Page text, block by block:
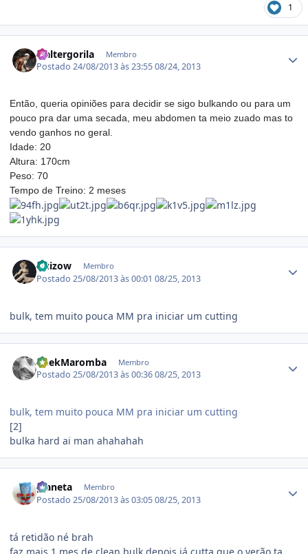
1
waltergorila Membro
Postado24/08/2013 às 23:5508/24, 2013
Então, queria opiniões para decidir se sigo bulkando ou para um
pouco pra dar uma secada, meu abdomen ta meio zuado mas to
vendo ganhos no geral.
Idade: 20
Altura: 170cm
Peso: 70
Tempo de Treino: 2 meses
Guizow Membro
Postado25/08/2013 às 00:0108/25, 2013
bulk, tem muito pouca MM pra iniciar um cutting
GeekMaromba Membro
Postado25/08/2013 às 00:3608/25, 2013
bulk, tem muito pouca MM pra iniciar um cutting
[2]
bulka hard ai man ahahahah
planeta Membro
Postado25/08/2013 às 03:0508/25, 2013
tá retidão né brah